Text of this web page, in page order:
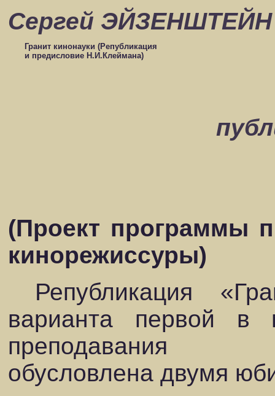
Сергей ЭЙЗЕНШТЕЙН
Гранит кинонауки (Републикация
и предисловие Н.И.Клеймана)
(Проект программы
кинорежиссуры)
Републикация
варианта первой в
преподавания
обусловлена двумя